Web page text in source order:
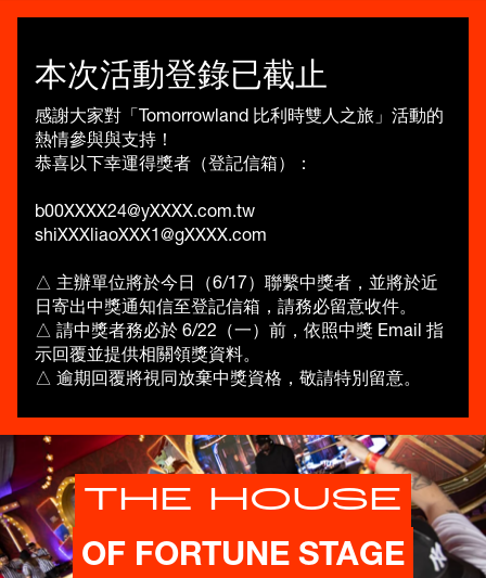
本次活動登錄已截止
感謝大家對「Tomorrowland 比利時雙人之旅」活動的
熱情參與與支持！
恭喜以下幸運得獎者（登記信箱）：
b00XXXX24@yXXXX.com.tw
shiXXXliaoXXX1@gXXXX.com
△ 主辦單位將於今日（6/17）聯繫中獎者，並將於近
日寄出中獎通知信至登記信箱，請務必留意收件。
△ 請中獎者務必於 6/22（一）前，依照中獎 Email 指
示回覆並提供相關領獎資料。
△ 逾期回覆將視同放棄中獎資格，敬請特別留意。
THE HOUSE
OF FORTUNE STAGE